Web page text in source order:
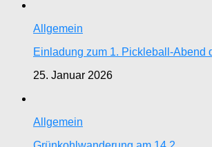
Allgemein
Einladung zum 1. Pickleball-Abend
25. Januar 2026
Allgemein